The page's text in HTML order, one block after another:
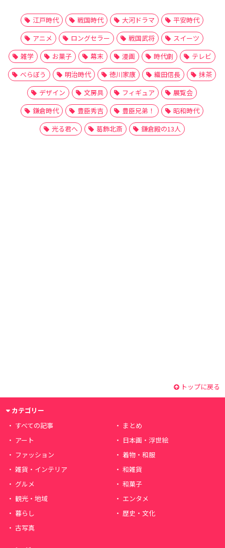
江戸時代 戦国時代 大河ドラマ
平安時代
アニメ
ロングセラー 戦国武将
スイーツ
雑学
お菓子 幕末 漫画 時代劇
テレビ
べらぼう
明治時代 徳川家康 織田信長
抹茶
デザイン
文房具 フィギュア
展覧会
鎌倉時代
豊臣秀吉 豊臣兄弟！
昭和時代
光る君へ
葛飾北斎 鎌倉殿の13人
トップに戻る
カテゴリー
すべての記事
まとめ
アート
日本画・浮世絵
ファッション
着物・和服
雑貨・インテリア
和雑貨
グルメ
和菓子
観光・地域
エンタメ
暮らし
歴史・文化
古写真